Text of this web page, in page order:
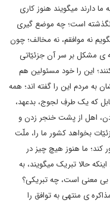
دارند میگویند هنوز کاری
نگذشته است؛ چه موضع گیری
نه موافقم، نه مخالف؛ چون
ی مشکل بر سر آن جزئیّاتی
این را خود مسئولین هم
به مردم این را گفته اند؛ همه
که یک طرفِ لجوج، بدعهد،
اهل از پشت خنجر زدن و
بخواهد کشور ما را، ملّت
کند؛ ما هنوز هیچ چیز در
حالا تبریک میگویند، به
بی معنی است، چه تبریکی؟
ی منتهی به توافق را